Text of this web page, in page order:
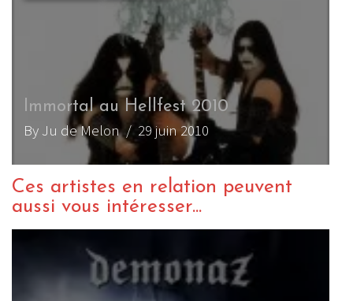
Immortal au Hellfest 2010
By Ju de Melon/ 29 juin 2010
Ces artistes en relation peuvent
aussi vous intéresser...